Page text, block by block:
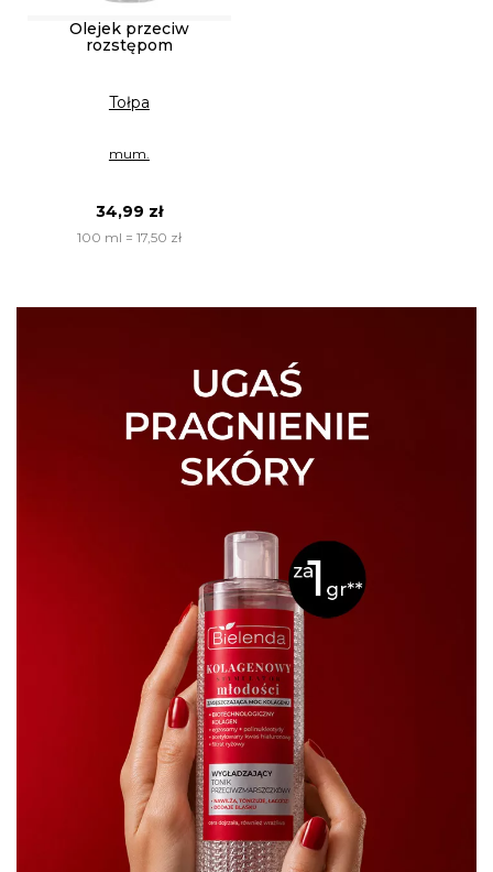
Olejek przeciw
rozstępom
Tołpa
mum.
34,99 zł
100 ml = 17,50 zł